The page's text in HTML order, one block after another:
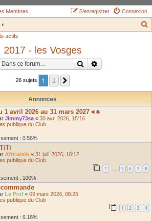
Membres Connexion
S’enregistrer
h
actifs
2017 - les Vosges
Rechercher
26 sujets 1 2
Annonces
avril 2026 au 31 mars 2027◄♣
Jimmy73sa « 30 avr. 2026, 15:16
publique du Club
: 0.56%
Africalain « 31 juil. 2026, 10:12
publique du Club
1 … 5 6 7 8
: 100%
Le Prof « 09 mars 2026, 08:25
publique du Club
1 2 3 4
: 6.18%